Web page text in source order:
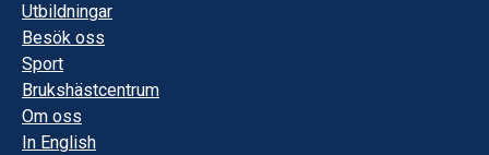
Utbildningar
Besök oss
Sport
Brukshästcentrum
Om oss
In English